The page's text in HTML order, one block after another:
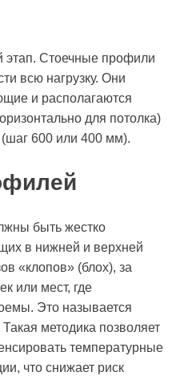
этап. Стоечные профили
всю нагрузку. Они
и располагаются
для потолка)
600 или 400 мм).
быть жестко
в нижней и верхней
«клопов» (блох), за
или мест, где
Это называется
методика позволяет
температурные
что снижает риск